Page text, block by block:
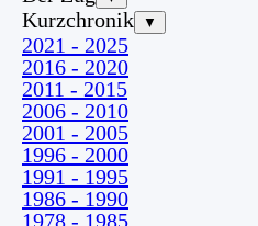
Kurzchronik ▼
2021 - 2025
2016 - 2020
2011 - 2015
2006 - 2010
2001 - 2005
1996 - 2000
1991 - 1995
1986 - 1990
1978 - 1985